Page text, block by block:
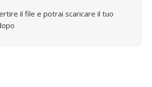
il file e potrai scaricare il tuo